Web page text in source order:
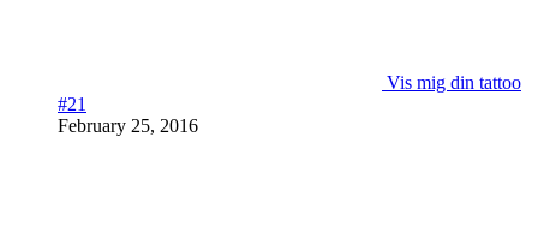
Vis mig din tattoo
#21
February 25, 2016